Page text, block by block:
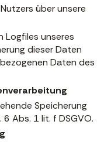
über unsere
Logfiles unseres
dieser Daten
Daten des
Speicherung
Abs. 1 lit. f DSGVO.